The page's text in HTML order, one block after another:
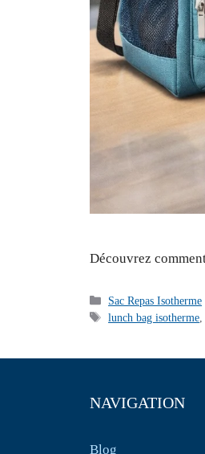
Découvrez
Catégories
Sac Repas Isotherme
Étiquettes
lunch bag isotherme
NAVIGATION
Blog